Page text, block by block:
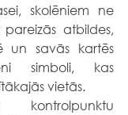
skolēniem ne
atbildes,
un savās kartēs
simboli, kas
vietās.